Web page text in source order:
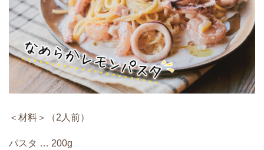
＜材料＞（2人前）
パスタ … 200g